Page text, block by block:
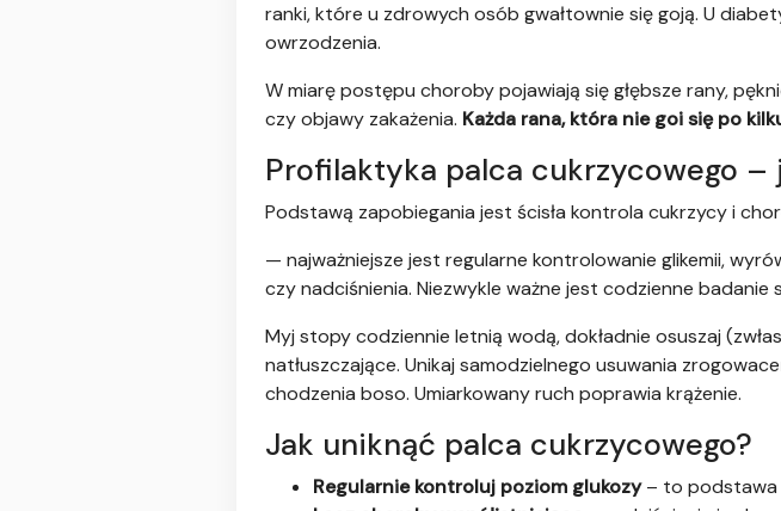
ranki, które u zdrowych osób gwałtownie się goją. U
owrzodzenia.
W miarę postępu choroby pojawiają się głębsze rany,
czy objawy zakażenia. Każda rana, która nie goi się po
Profilaktyka palca cukrzycowego
Podstawą zapobiegania jest ścisła kontrola cukrzycy i
— najważniejsze jest regularne kontrolowanie glikemii,
czy nadciśnienia. Niezwykle ważne jest codzienne
Myj stopy codziennie letnią wodą, dokładnie osuszaj
natłuszczające. Unikaj samodzielnego usuwania
chodzenia boso. Umiarkowany ruch poprawia krążenie.
Jak uniknąć palca cukrzycowego?
Regularnie kontroluj poziom glukozy– to podstawa